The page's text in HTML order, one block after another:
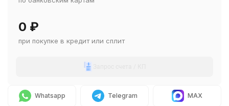
0 ₽
при покупке в кредит или сплит
Whatsapp Telegram MAX